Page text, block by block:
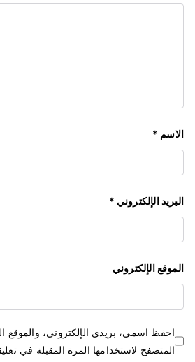
الاسم *
البريد الإلكتروني *
الموقع الإلكتروني
احفظ اسمي، بريدي الإلكتروني، والموقع
المتصفح لاستخدامها المرة المقبلة في